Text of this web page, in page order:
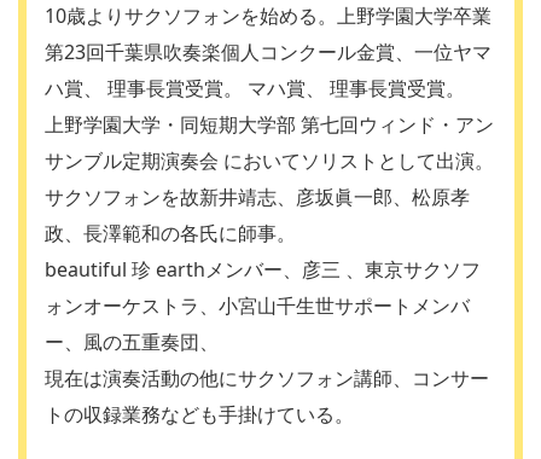
10歳よりサクソフォンを始める。上野学園大学卒業
第23回千葉県吹奏楽個人コンクール金賞、一位ヤマ
ハ賞、 理事長賞受賞。 マハ賞、 理事長賞受賞。
上野学園大学・同短期大学部 第七回ウィンド・アン
サンブル定期演奏会 においてソリストとして出演。
サクソフォンを故新井靖志、彦坂眞一郎、松原孝
政、長澤範和の各氏に師事。
beautiful 珍 earthメンバー、彦三 、東京サクソフ
ォンオーケストラ、小宮山千生世サポートメンバ
ー、風の五重奏団、
現在は演奏活動の他にサクソフォン講師、コンサー
トの収録業務なども手掛けている。